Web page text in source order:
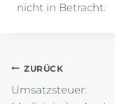
nicht in Betracht.
ZURÜCK
Umsatzsteuer: